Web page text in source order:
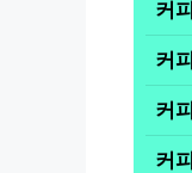
커
커
커
커